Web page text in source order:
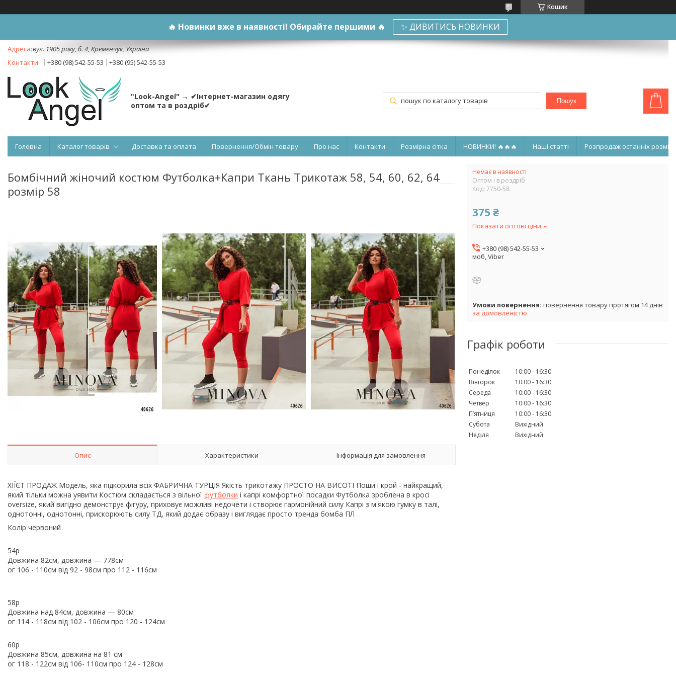
Кошик
🔥 Новинки вже в наявності! Обирайте першими 🔥 ✨ ДИВИТИСЬ НОВИНКИ
вул. 1905 року, б. 4, Кременчук, Україна
+380 (98) 542-55-53
+380 (95) 542-55-53
"Look-Angel" → ✔Інтернет-магазин одягу
оптом та в роздріб✔
Пошук
Головна Каталог товарів Доставка та оплата Повернення/Обмін товару Про нас Контакти Розмірна сітка НОВИНКИ! 🔥🔥🔥 Наші статті Розпродаж останніх
Бомбічний жіночий костюм Футболка+Капри Ткань Трикотаж 58, 54, 60, 62, 64
розмір 58
Опис Характеристики Інформація для замовлення
ХІЇЄТ ПРОДАЖ Модель, яка підкорила всіх ФАБРИЧНА ТУРЦІЯ Якість трикотажу ПРОСТО НА ВИСОТІ Поши і крой - найкращий,
який тільки можна уявити Костюм складається з вільної футболки і капрі комфортної посадки Футболка зроблена в кросі
oversize, який вигідно демонструє фігуру, приховує можливі недочети і створює гармонійний силу Капрі з м'якою гумку в талі,
однотонні, однотонні, прискорюють силу ТД, який додає образу і виглядає просто тренда бомба ПЛ
Колір червоний
54р
Довжина 82см, довжина — 778см
ог 106 - 110см від 92 - 98см про 112 - 116см
58р
Довжина над 84см, довжина — 80см
ог 114 - 118см від 102 - 106см про 120 - 124см
60р
Довжина 85см, довжина на 81 см
ог 118 - 122см від 106- 110см про 124 - 128см
Немає в наявності
Оптом і в роздріб
Код: 7750-58
375 ₴
Показати оптові ціни
+380 (98) 542-55-53
моб, Viber
повернення товару протягом 14 днів
за домовленістю
Графік роботи
Понеділок 10:00
16:30
Вівторок
10:00
16:30
Середа
10:00
16:30
Четвер
10:00
16:30
Пʼятниця
10:00
16:30
Субота
Вихідний
Неділя
Вихідний